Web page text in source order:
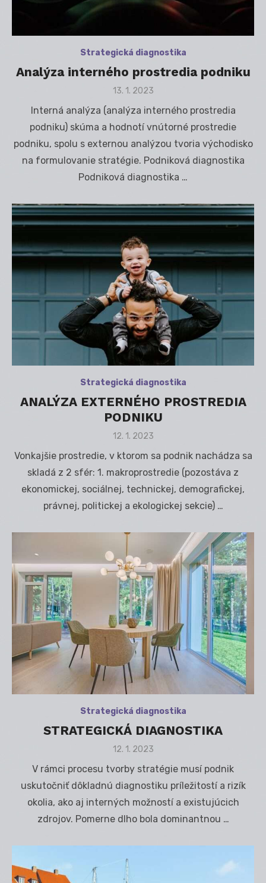
Strategická diagnostika
Analýza interného prostredia podniku
Posted
13. 1. 2023
Interná analýza (analýza interného prostredia
podniku) skúma a hodnotí vnútorné prostredie
podniku, spolu s externou analýzou tvoria východisko
na formulovanie stratégie. Podniková diagnostika
Podniková diagnostika …
Strategická diagnostika
ANALÝZA EXTERNÉHO PROSTREDIA
PODNIKU
Posted
12. 1. 2023
Vonkajšie prostredie, v ktorom sa podnik nachádza sa
skladá z 2 sfér: 1. makroprostredie (pozostáva z
ekonomickej, sociálnej, technickej, demografickej,
právnej, politickej a ekologickej sekcie) …
Strategická diagnostika
STRATEGICKÁ DIAGNOSTIKA
Posted
12. 1. 2023
V rámci procesu tvorby stratégie musí podnik
uskutočniť dôkladnú diagnostiku príležitostí a rizík
okolia, ako aj interných možností a existujúcich
zdrojov. Pomerne dlho bola dominantnou …